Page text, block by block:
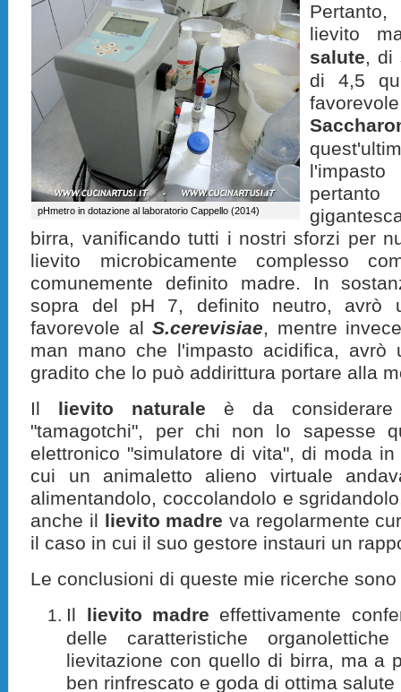
pHmetro in dotazione al laboratorio Cappello (2014)
lievito
salute, di
di 4,5
birra, vanificando tutti i nostri sforzi per
lievito microbicamente complesso
comunemente definito madre. In
sopra del pH 7, definito neutro, avrò
favorevole alS.cerevisiae, mentre
man mano che l'impasto acidifica, avrò
gradito che lo può addirittura portare alla
Il lievito naturale è da
"tamagotchi", per chi non lo sapesse
elettronico "simulatore di vita", di moda
cui un animaletto alieno virtuale
alimentandolo, coccolandolo e
anche il lievito madre va regolarmente
il caso in cui il suo gestore instauri un
Le conclusioni di queste mie ricerche
Il lievito madre effettivamente
delle caratteristiche
lievitazione con quello di birra, ma a
ben rinfrescato e goda di ottima